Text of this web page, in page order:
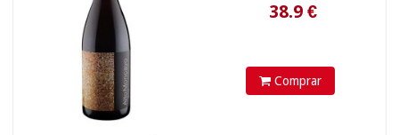
Comprar
34.11€